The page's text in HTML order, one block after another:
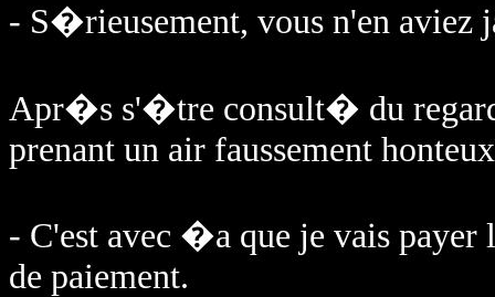
- S�rieusement, vous n'en aviez
Apr�s s'�tre consult� du
prenant un air faussement
- C'est avec �a que je vais
de paiement.